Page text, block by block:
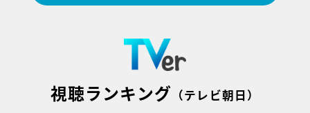
視聴ランキング （テレビ朝日）